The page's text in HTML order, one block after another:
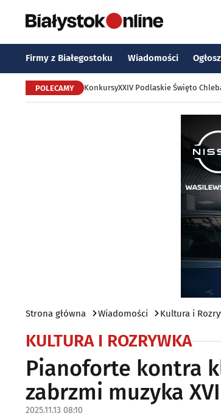
Firmy z Białegostoku Wiadomości
POLECAMY KonkursyXXIV Podlaskie Święto
Strona główna Wiadomości Kultura i
KULTURA I ROZRYWKA
Pianoforte kontra
zabrzmi muzyka
2025.11.13 08:10